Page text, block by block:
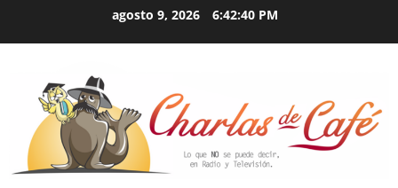
agosto 9, 2026 6:42:41 PM